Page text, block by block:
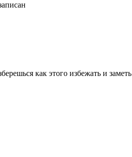
как этого избежать и заметь